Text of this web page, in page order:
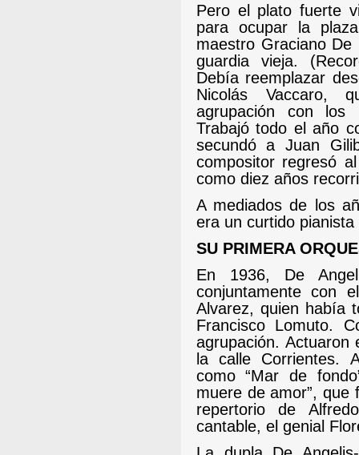
Pero el plato fuerte
para ocupar la
maestro Graciano
guardia vieja.
Debía reemplazar
Nicolás Vaccaro,
agrupación con los
Trabajó todo el año
secundó a Juan
compositor regresó
como diez años
A mediados de los
era un curtido
SU PRIMERA
En 1936, De
conjuntamente con
Alvarez, quien había
Francisco Lomuto.
agrupación.
la calle Corrientes.
como “Mar de
muere de amor”, que
repertorio de
cantable, el genial